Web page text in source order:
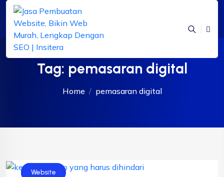
Tag: pemasaran digital
Home pemasaran digital
Bisnis
SEO
Website